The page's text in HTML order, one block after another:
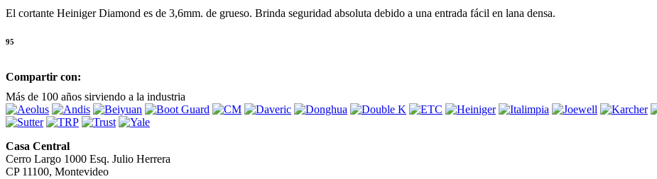
El cortante Heiniger Diamond es de 3,6mm. de grueso. Brinda seguridad absoluta debido a una entrada fácil en lana densa.
95
Compartir con:
Más de 100 años sirviendo a la industria
Casa Central
Cerro Largo 1000 Esq. Julio Herrera
CP 11100, Montevideo